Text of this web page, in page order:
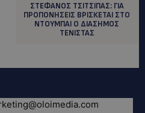
ΣΤΕΦΑΝΟΣ ΤΣΙΤΣΙΠΑΣ: ΓΙΑ
ΠΡΟΠΟΝΗΣΕΙΣ ΒΡΙΣΚΕΤΑΙ ΣΤΟ
ΝΤΟΥΜΠΑΙ Ο ΔΙΑΣΗΜΟΣ
ΤΕΝΙΣΤΑΣ